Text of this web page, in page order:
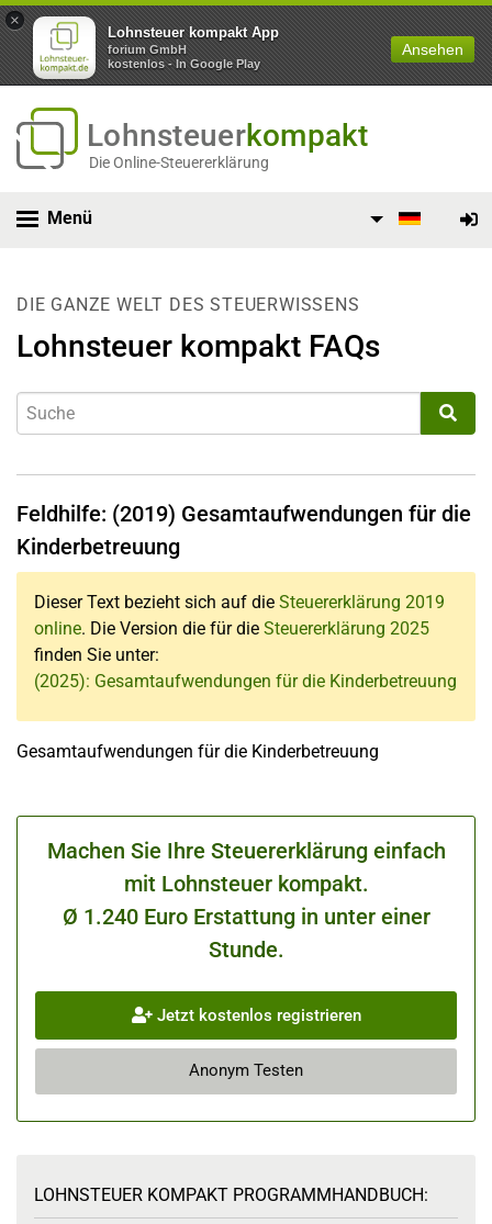
×
Lohnsteuer kompakt App
forium GmbH
kostenlos - In Google Play
Ansehen
Lohnsteuerkompakt
Die Online-Steuererklärung
Menü
DIE GANZE WELT DES STEUERWISSENS
Lohnsteuer kompakt FAQs
Feldhilfe: (2019) Gesamtaufwendungen für die
Kinderbetreuung
Dieser Text bezieht sich auf die Steuererklärung 2019
online. Die Version die für die Steuererklärung 2025
finden Sie unter:
(2025): Gesamtaufwendungen für die Kinderbetreuung
Gesamtaufwendungen für die Kinderbetreuung
Machen Sie Ihre Steuererklärung einfach
mit Lohnsteuer kompakt.
Ø 1.240 Euro Erstattung in unter einer
Stunde.
Jetzt kostenlos registrieren
Anonym Testen
LOHNSTEUER KOMPAKT PROGRAMMHANDBUCH: